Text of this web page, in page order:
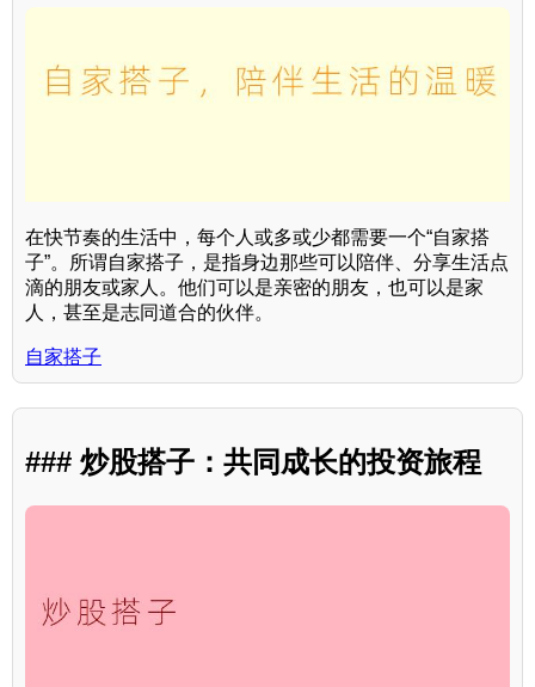
在快节奏的生活中，每个人或多或少都需要一个“自家搭
子”。所谓自家搭子，是指身边那些可以陪伴、分享生活点
滴的朋友或家人。他们可以是亲密的朋友，也可以是家
人，甚至是志同道合的伙伴。
自家搭子
### 炒股搭子：共同成长的投资旅程